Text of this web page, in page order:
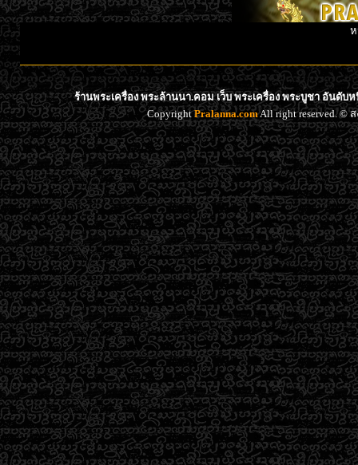
ร้านพระเครื่อง พระล้านนา.คอม เว็บ พระเครื่อง พระบูชา อันดับ
CopyrightPralanna.comAll right reserved. ©